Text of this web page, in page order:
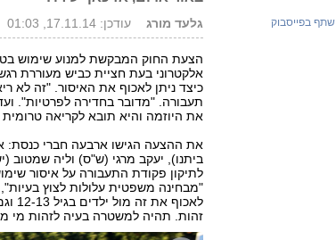
גלעד מורג עודכן: 17.11.14, 01:03
הצעת החוק המבקשת למנוע שימוש
אלקטרוני בעת חציית כביש מעוררת
כיצד ניתן לאכוף את האיסור. "זה לא
תעבורה. "מדובר בחדירה לפרטיות".
את היוזמה והיא תובא לקריאה
את ההצעה הגישו ארבעה חברי
ביתנו), יעקב מרגי (ש"ס) וליה שמטוב
לתיקון פקודת התעבורה על איסור
"מבחינה משפטית עלולות לצוץ
זהות. תהיה למשטרה בעיה לזהות מי
שתף בפייסבוק